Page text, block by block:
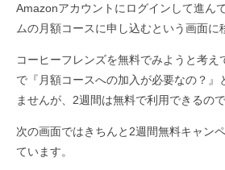
Amazonアカウントにログインして進ん
ムの月額コースに申し込むという画面に
コーヒーフレンズを無料でみようと考え
で『月額コースへの加入が必要なの？』
ませんが、2週間は無料で利用できるの
次の画面ではきちんと2週間無料キャン
ています。